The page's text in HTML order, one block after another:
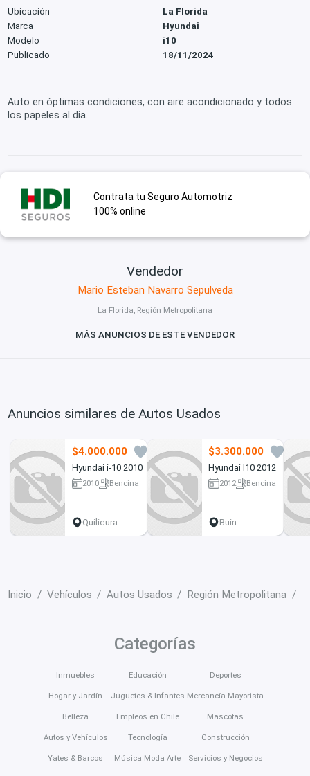
Ubicación
La Florida
Marca
Hyundai
Modelo
i10
Publicado
18/11/2024
Auto en óptimas condiciones, con aire acondicionado y todos
los papeles al día.
Contrata tu Seguro Automotriz
100% online
Vendedor
Mario Esteban Navarro Sepulveda
La Florida, Región Metropolitana
MÁS ANUNCIOS DE ESTE VENDEDOR
Anuncios similares de Autos Usados
$4.000.000
Hyundai i-10 2010
2010
Bencina
Quilicura
$3.300.000
Hyundai I10 2012
2012
Bencina
Buin
Inicio Vehículos Autos Usados Región Metropolitana
Categorías
Inmuebles
Hogar y Jardín
Belleza
Autos y Vehículos
Yates & Barcos
Educación
Juguetes & Infantes
Empleos en Chile
Tecnología
Música Moda Arte
Deportes
Mercancía Mayorista
Mascotas
Construcción
Servicios y Negocios